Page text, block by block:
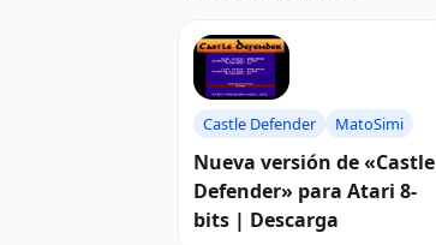
Castle Defender MatoSimi
Nueva versión de «Castle
Defender» para Atari 8-
bits | Descarga